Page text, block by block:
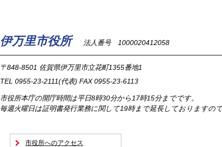
伊万里市役所 法人番号 1000020412058
〒848-8501 佐賀県伊万里市立花町1355番地1
TEL 0955-23-2111(代表) FAX 0955-23-6113
市役所本庁の開庁時間は平日8時30分から17時15分までです。
毎週火曜日は証明書発行業務に関して19時まで延長しておりますの
市役所へのアクセス